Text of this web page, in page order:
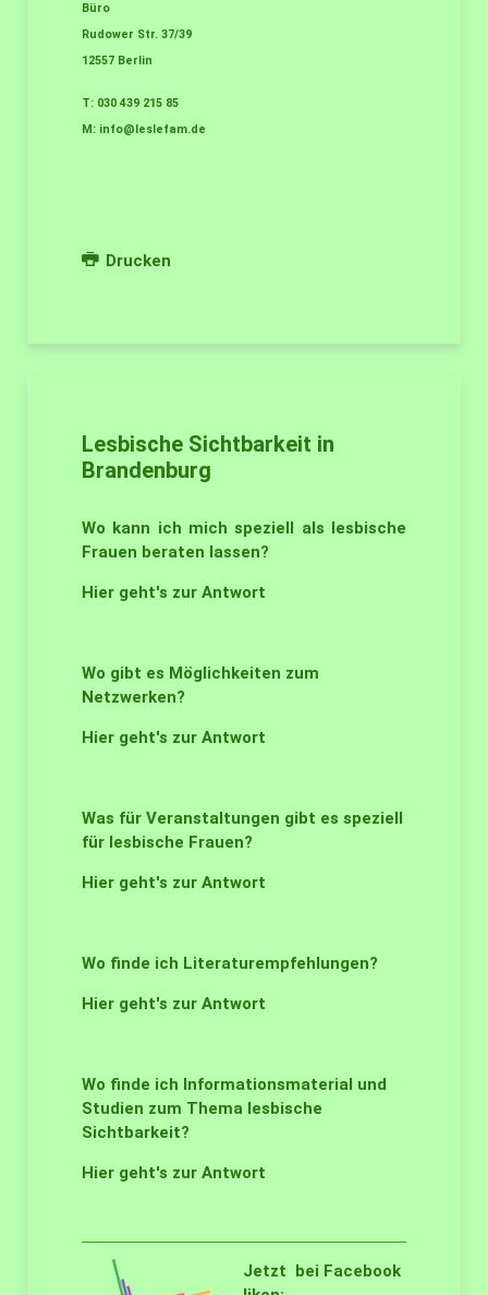
Büro
Rudower Str. 37/39
12557 Berlin
T: 030 439 215 85
M: info@leslefam.de
Drucken
Lesbische Sichtbarkeit in
Brandenburg
Wo kann ich mich speziell als lesbische
Frauen beraten lassen?
Hier geht's zur Antwort
Wo gibt es Möglichkeiten zum
Netzwerken?
Hier geht's zur Antwort
Was für Veranstaltungen gibt es speziell
für lesbische Frauen?
Hier geht's zur Antwort
Wo finde ich Literaturempfehlungen?
Hier geht's zur Antwort
Wo finde ich Informationsmaterial und
Studien zum Thema lesbische
Sichtbarkeit?
Hier geht's zur Antwort
Jetzt bei Facebook